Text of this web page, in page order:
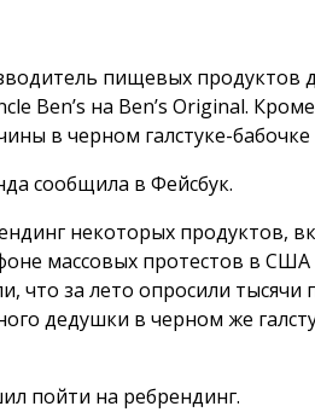
пищевых продуктов
Ben’s на Ben’s Original.
в черном галстуке-
сообщила в Фейсбук.
некоторых продуктов,
массовых протестов в
что за лето опросили
дедушки в черном же
пойти на ребрендинг.